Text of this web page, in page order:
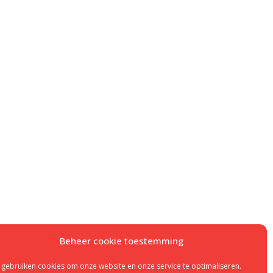
Beheer cookie toestemming
gebruiken cookies om onze website en onze service te optimaliseren.